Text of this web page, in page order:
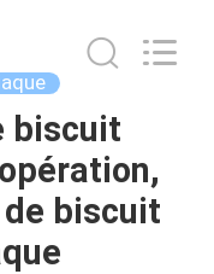
biscuit
biscuit